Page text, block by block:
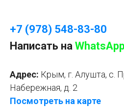
+7 (978) 548-83-80
Написать на WhatsApp
Адрес: Крым, г. Алушта, с.
Набережная, д. 2
Посмотреть на карте